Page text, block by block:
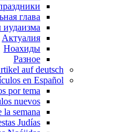
глава
Актуалия
Ноахиды
Разное
auf deutsch
en Español
por tema
nuevos
la semana
Judías